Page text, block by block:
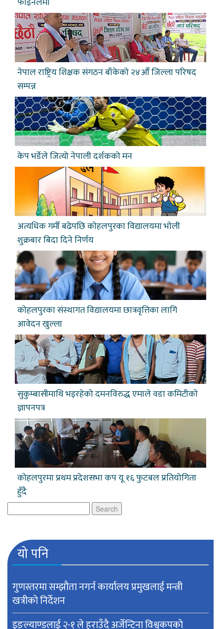
नेपाल राष्ट्रिय शिक्षक संगठन बाँकेको २४औँ जिल्ला परिषद
सम्पन्न
केप भर्डेले जित्यो नेपाली दर्शकको मन
अत्यधिक गर्मी बढेपछि काेहलपुरका विद्यालयमा भाेली
शुक्रबार बिदा दिने निर्णय
काेहलपुरका संस्थागत विद्यालयमा छात्रवृत्तिका लागि
आवेदन खुल्ला
सुकुम्बासीमाथि भइरहेको दमनविरुद्ध एमाले वडा कमिटीकाे
ज्ञापनपत्र
काेहलपुरमा प्रथम प्रदेशसभा कप यू १६ फुटबल प्रतियोगिता
हुँदै
for:
यो पनि
गुणस्तरमा सम्झौता नगर्न कार्यालय प्रमुखलाई मन्त्री
खत्रीको निर्देशन
इङ्ल्याण्डलाई २-१ ले हराउँदै अर्जेन्टिना विश्वकपकाे